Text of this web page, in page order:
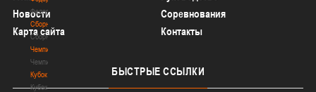
Федерация
Сборные
Сборные
Чемпионат
Чемпионат
Кубок
Кубок
Новости
Соревнования
Карта сайта
Контакты
БЫСТРЫЕ ССЫЛКИ